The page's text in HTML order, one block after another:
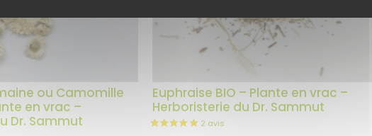
ou Camomille
en vrac –
Dr. Sammut
Euphraise BIO – Plante en vrac –
Herboristerie du Dr. Sammut